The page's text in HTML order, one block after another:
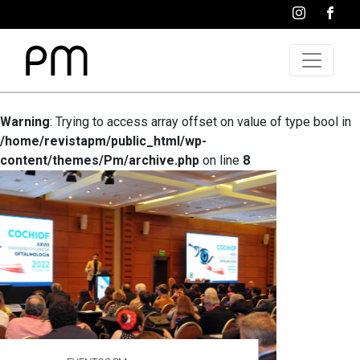
Warning: Trying to access array offset on value of type bool in
/home/revistapm/public_html/wp-
content/themes/Pm/archive.php on line 8